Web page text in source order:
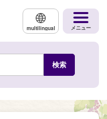
multilingual メニュー